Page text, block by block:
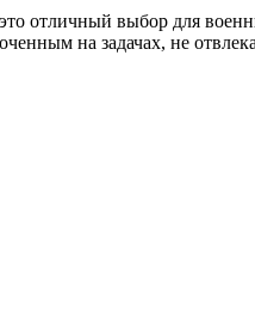
отличный выбор для
на задачах, не